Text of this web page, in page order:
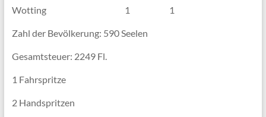
Wotting 1 1
Zahl der Bevölkerung: 590 Seelen
Gesamtsteuer: 2249 Fl.
1 Fahrspritze
2 Handspritzen